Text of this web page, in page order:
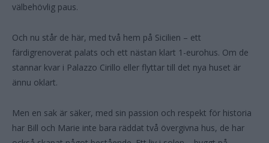
välbehövlig paus.
Och nu står de här, med två hem på Sicilien – ett
färdigrenoverat palats och ett nästan klart 1-eurohus. Om de
stannar kvar i Palazzo Cirillo eller flyttar till det nya huset är
ännu oklart.
Men en sak är säker, med sin passion och respekt för historia
har Bill och Marie inte bara räddat två övergivna hus, de har